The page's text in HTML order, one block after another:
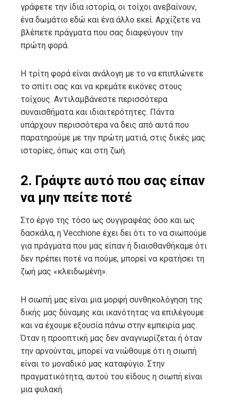
γράφετε την ίδια ιστορία, οι τοίχοι ανεβαίνουν,
ένα δωμάτιο εδώ και ένα άλλο εκεί. Αρχίζετε να
βλέπετε πράγματα που σας διαφεύγουν την
πρώτη φορά.
Η τρίτη φορά είναι ανάλογη με το να επιπλώνετε
το σπίτι σας και να κρεμάτε εικόνες στους
τοίχους. Αντιλαμβάνεστε περισσότερα
συναισθήματα και ιδιαιτερότητες. Πάντα
υπάρχουν περισσότερα να δεις από αυτά που
παρατηρούμε με την πρώτη ματιά, στις δικές μας
ιστορίες, όπως και στη ζωή.
2. Γράψτε αυτό που σας είπαν
να μην πείτε ποτέ
Στο έργο της τόσο ως συγγραφέας όσο και ως
δασκάλα, η Vecchione έχει δει ότι το να σιωπούμε
για πράγματα που μας είπαν ή διαισθανθήκαμε ότι
δεν πρέπει ποτέ να πούμε, μπορεί να κρατήσει τη
ζωή μας «κλειδωμένη».
Η σιωπή μας είναι μια μορφή συνθηκολόγηση της
δικής μας δύναμης και ικανότητας να επιλέγουμε
και να έχουμε εξουσία πάνω στην εμπειρία μας.
Όταν η προοπτική μας δεν αναγνωρίζεται ή όταν
την αρνούνται, μπορεί να νιώθουμε ότι η σιωπή
είναι το μοναδικό μας καταφύγιο. Στην
πραγματικότητα, αυτού του είδους η σιωπή είναι
μια φυλακή.